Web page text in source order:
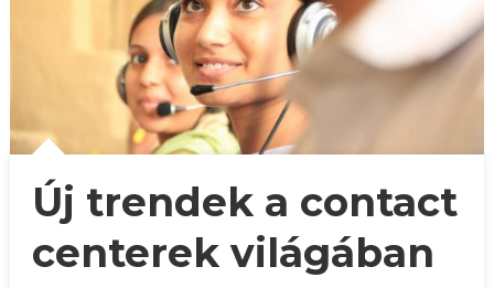
Új trendek a contact
centerek világában